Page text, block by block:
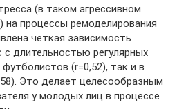
(в таком агрессивном
на процессы ремоделирования
четкая зависимость
длительностью регулярных
(r=0,52), так и в
Это делает целесообразным
у молодых лиц в процессе